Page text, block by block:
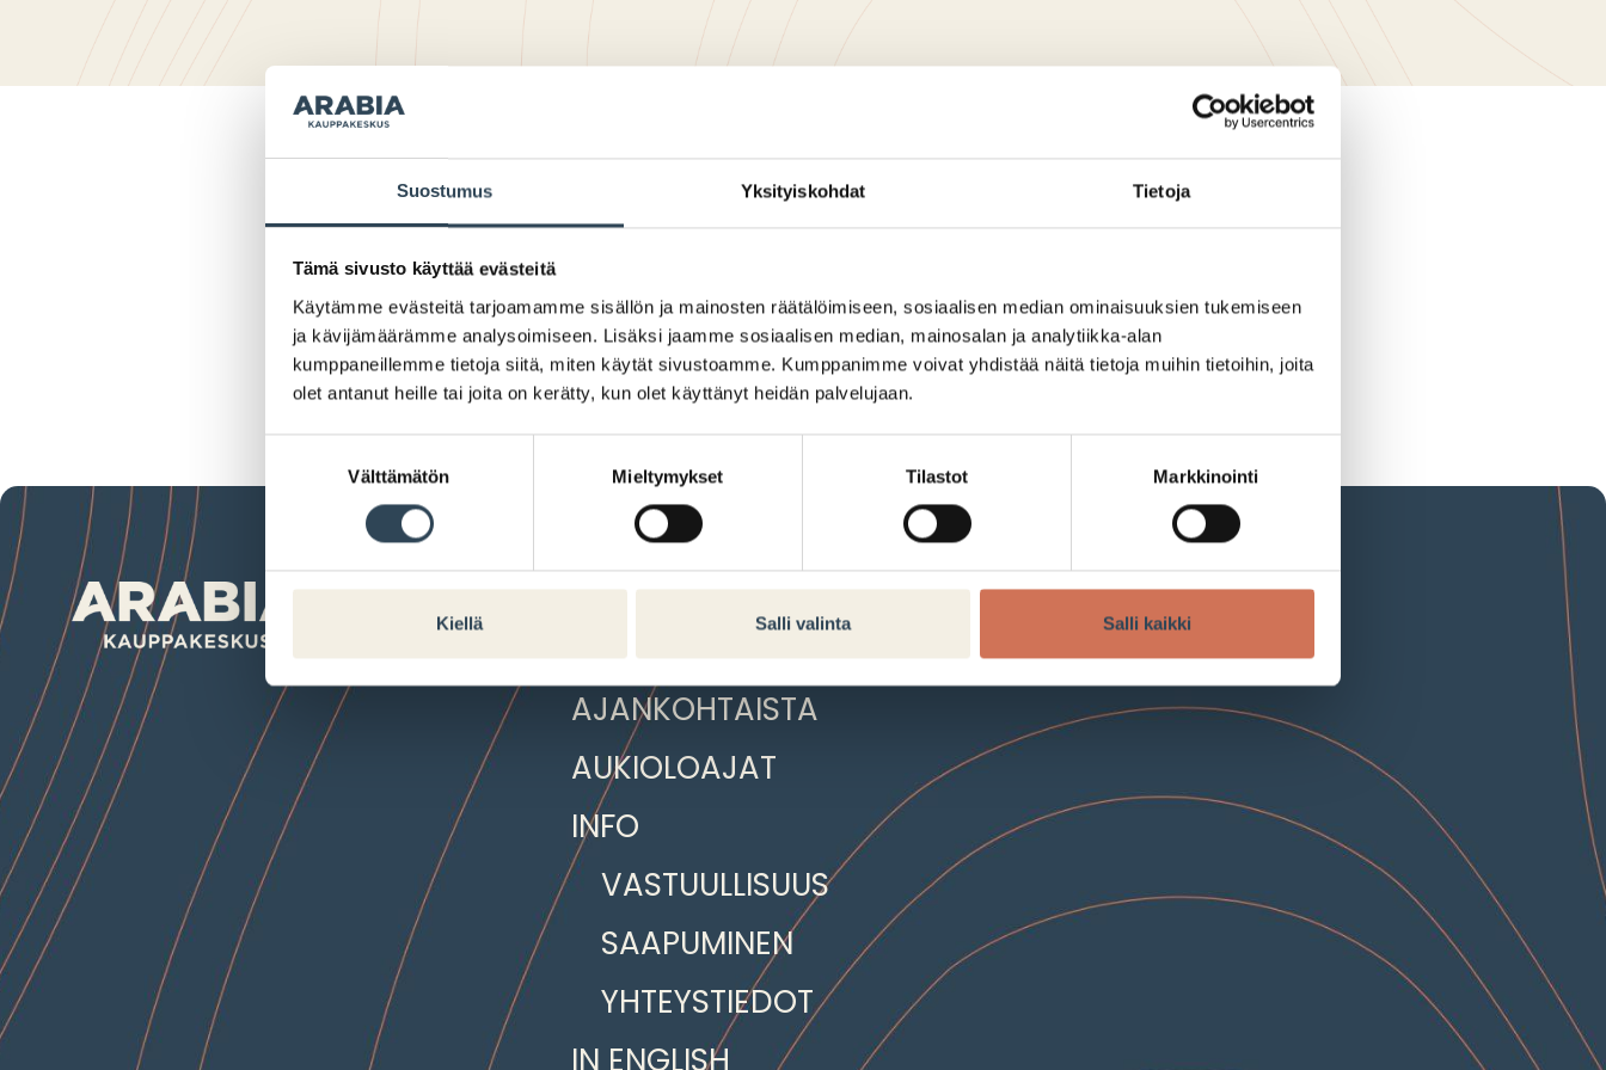
Suostumus Yksityiskohdat Tietoja
Tämä sivusto käyttää evästeitä
Käytämme evästeitä tarjoamamme sisällön ja mainosten räätälöimiseen, sosiaalisen median ominaisuuksien tukemiseen
ja kävijämäärämme analysoimiseen. Lisäksi jaamme sosiaalisen median, mainosalan ja analytiikka-alan
kumppaneillemme tietoja siitä, miten käytät sivustoamme. Kumppanimme voivat yhdistää näitä tietoja muihin tietoihin, joita
olet antanut heille tai joita on kerätty, kun olet käyttänyt heidän palvelujaan.
Välttämätön Mieltymykset Tilastot Markkinointi
Kiellä Salli valinta Salli kaikki
LIIKKEET JA PALVELUT
TARJOUKSET JA VINKIT
AJANKOHTAISTA
AUKIOLOAJAT
INFO
VASTUULLISUUS
SAAPUMINEN
YHTEYSTIEDOT
IN ENGLISH
Tietosuojaseloste